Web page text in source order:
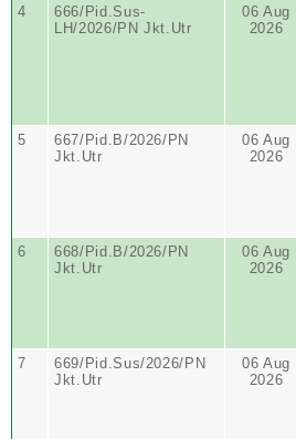
4
666/Pid.Sus-
LH/2026/PN Jkt.Utr
06 Aug
2026
5
667/Pid.B/2026/PN
Jkt.Utr
06 Aug
2026
6
668/Pid.B/2026/PN
Jkt.Utr
06 Aug
2026
7
669/Pid.Sus/2026/PN
Jkt.Utr
06 Aug
2026